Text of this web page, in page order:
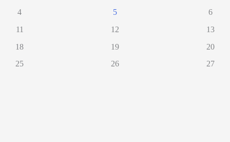
4 5
6
11
12
13
18
19
20
25
26 27